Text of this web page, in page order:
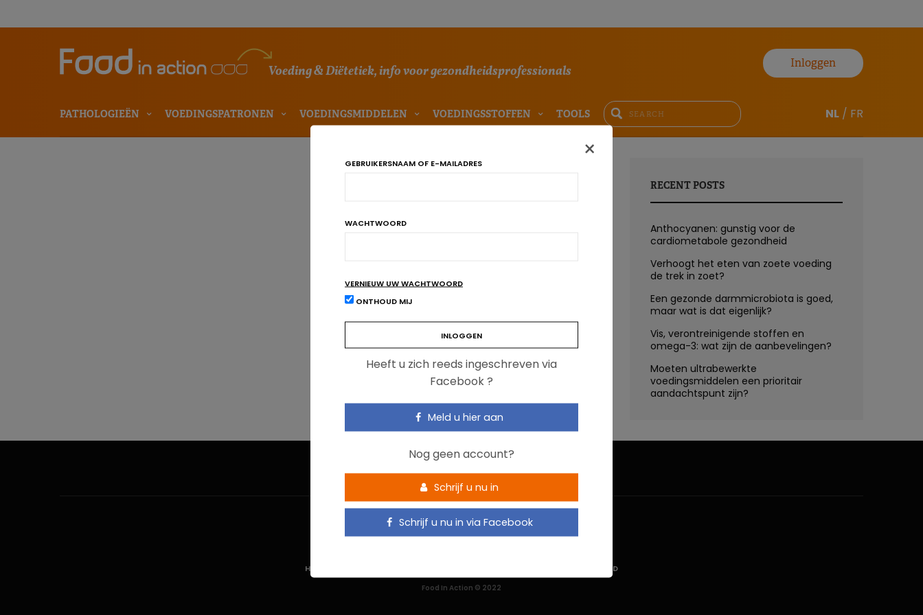
Voeding & Diëtetiek, info voor gezondheidsprofessionals
Inloggen
PATHOLOGIEËN VOEDINGSPATRONEN VOEDINGSMIDDELEN VOEDINGSSTOFFEN TOOLS NL / FR
RECENT POSTS
Anthocyanen: gunstig voor de
cardiometabole gezondheid
Verhoogt het eten van zoete voeding
de trek in zoet?
Een gezonde darmmicrobiota is goed,
maar wat is dat eigenlijk?
Vis, verontreinigende stoffen en
omega-3: wat zijn de aanbevelingen?
Moeten ultrabewerkte
voedingsmiddelen een prioritair
aandachtspunt zijn?
×
GEBRUIKERSNAAM OF E-MAILADRES
WACHTWOORD
VERNIEUW UW WACHTWOORD
ONTHOUD MIJ
Heeft u zich reeds ingeschreven via
Facebook ?
Meld u hier aan
Nog geen account?
Schrijf u nu in
Schrijf u nu in via Facebook
HOME PRIVACYBELEID
Food In Action © 2022